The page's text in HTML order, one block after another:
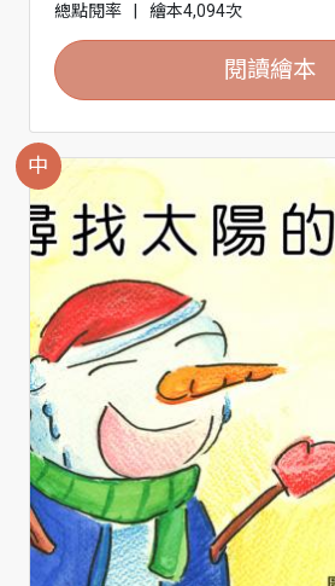
總點閱率
繪本4,094次
閱讀繪本
中